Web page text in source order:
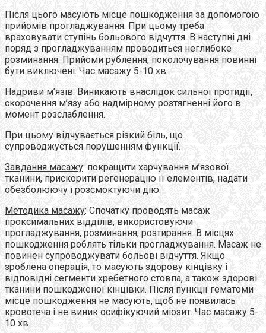
Після цього масують місце пошкодження за допомогою
прийомів прогладжування. При цьому треба
враховувати ступінь больового відчуття. В наступні дні
поряд з прогладжуванням проводиться неглибоке
розминання. Прийоми рублення, поколочування повинні
бути виключені. Час масажу 5-10 хв.
Надриви м’язів. Виникають внаслідок сильної протидії,
скорочення м’язу або надмірному розтягненні його в
момент розслаблення.
При цьому відчувається різкий біль, що
супроводжується порушенням функції.
Завдання масажу: покращити харчування м’язової
тканини, прискорити регенерацію її елементів, надати
обезболюючу і розсмоктуючи дію.
Методика масажу: Спочатку проводять масаж
проксимальних відділів, використовуючи
прогладжування, розминання, розтирання. В місцях
пошкодження роблять тільки прогладжування. Масаж не
повинен супроводжувати больові відчуття. Якщо
зроблена операція, то масують здорову кінцівку і
відповідні сегменти хребетного стовпа, а також здорові
тканини пошкодженої кінцівки. Після пункції гематоми
місце пошкодження не масують, щоб не появилась
кровотеча і не виник осифікуючий міозит. Час масажу 5-
10 хв.